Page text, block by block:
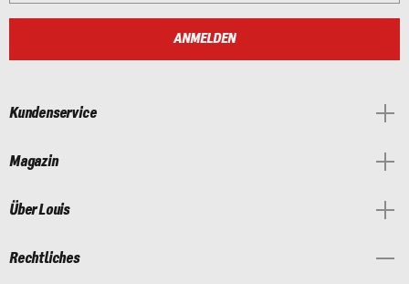
ANMELDEN
Kundenservice
Magazin
Über Louis
Rechtliches